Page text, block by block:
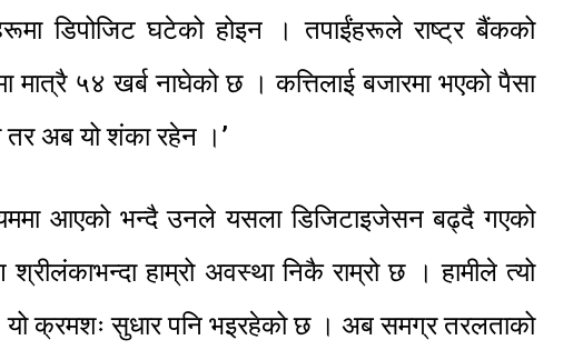
डिपोजिट घटेको होइन । तपाईंहरूले राष्ट्र बैंकको
मात्रै ५४ खर्ब नाघेको छ । कत्तिलाई बजारमा भएको पैसा
अब यो शंका रहेन ।’
आएको भन्दै उनले यसला डिजिटाइजेसन बढ्दै गएको
हाम्रो अवस्था निकै राम्रो छ । हामीले त्यो
यो क्रमशः सुधार पनि भइरहेको छ । अब समग्र तरलताको